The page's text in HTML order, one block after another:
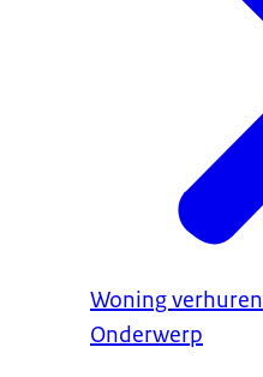
Woning verhuren
Onderwerp